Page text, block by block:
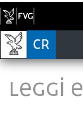
LEGGI